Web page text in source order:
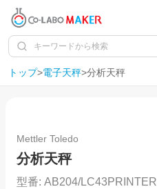
トップ>電子天秤>分析天秤
Mettler Toledo
分析天秤
型番: AB204/LC43PRINTER